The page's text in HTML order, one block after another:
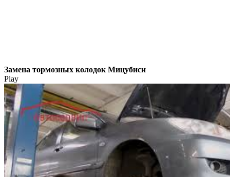
Замена тормозных колодок Мицубиси
Play